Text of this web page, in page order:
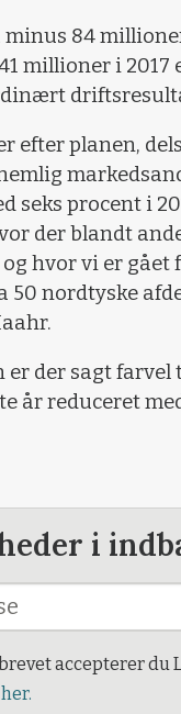
84
millioner i 2017
efter planen,
seks procent i
der blandt
hvor vi er gået
50 nordtyske
der sagt farvel
år reduceret
i
accepterer du